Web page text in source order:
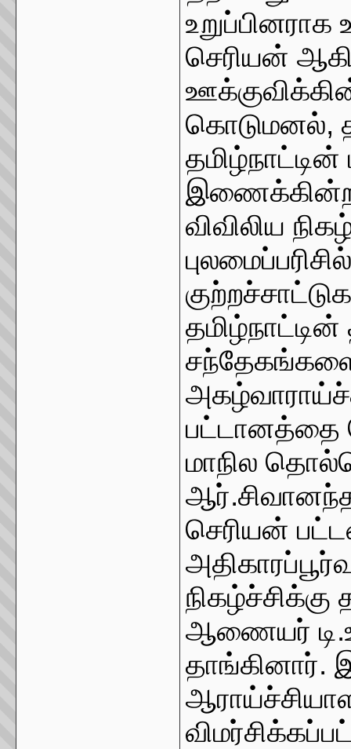
உறுப்பினராக
செரியன்
கொடுமனல்,
விவிலிய
சந்தேகங்களை
பட்டானத்தை
மாநில
செரியன்
ஆணையர்
தாங்கினார்.